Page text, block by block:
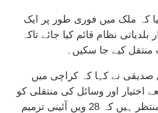
کہ ملک میں فوری طور پر ایک
بلدیاتی نظام قائم کیا جائے تاکہ
کیے جا سکیں۔
صدیقی نے کہا کہ کراچی میں
اختیار اور وسائل کی منتقلی کو
روکا جا رہا ہے، اور وہ منتظر ہیں کہ 28 ویں آئینی ترمیم